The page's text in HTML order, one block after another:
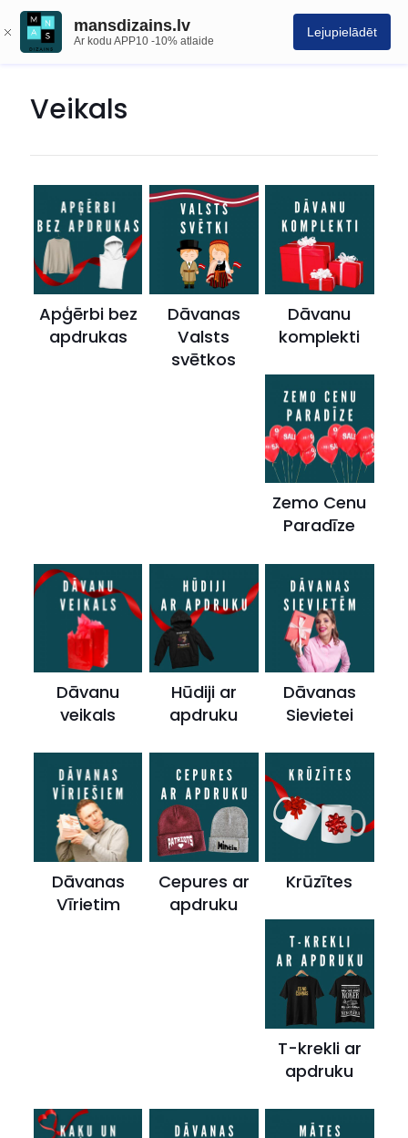
mansdizains.lv
Ar kodu APP10 -10% atlaide
Lejupielādēt
Veikals
Apģērbi bez
apdrukas
Dāvanas
Valsts
svētkos
Dāvanu
komplekti
Zemo Cenu
Paradīze
Dāvanu
veikals
Hūdiji ar
apdruku
Dāvanas
Sievietei
Dāvanas
Vīrietim
Cepures ar
apdruku
Krūzītes
T-krekli ar
apdruku